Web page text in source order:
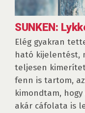
SUNKEN:
Elég gyakran
ható kijelentést,
teljesen
fenn is tartom,
kimondtam,
akár cáfolata is